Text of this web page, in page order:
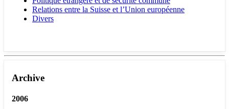
Relations entre la Suisse et l’Union européenne
Divers
Archive
2006